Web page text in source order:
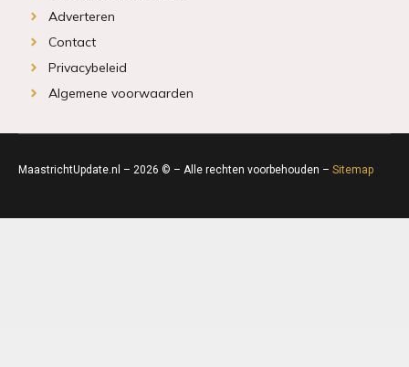
Adverteren
Contact
Privacybeleid
Algemene voorwaarden
MaastrichtUpdate.nl – 2026 © – Alle rechten voorbehouden – Sitemap